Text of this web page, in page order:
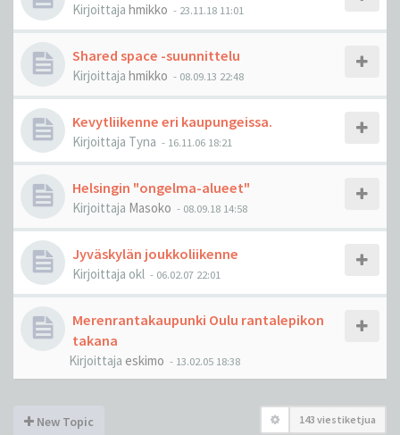
Kirjoittaja hmikko - 23.11.18 11:01
Shared space -suunnittelu
Kirjoittaja hmikko - 08.09.13 22:48
Kevytliikenne eri kaupungeissa.
Kirjoittaja Tyna - 16.11.06 18:21
Helsingin "ongelma-alueet"
Kirjoittaja Masoko - 08.09.18 14:58
Jyväskylän joukkoliikenne
Kirjoittaja okl - 06.02.07 22:01
Merenrantakaupunki Oulu rantalepikon
takana
Kirjoittaja eskimo - 13.02.05 18:38
New Topic 143 viestiketjua